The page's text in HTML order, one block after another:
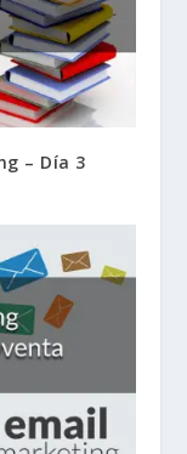
– Día 3